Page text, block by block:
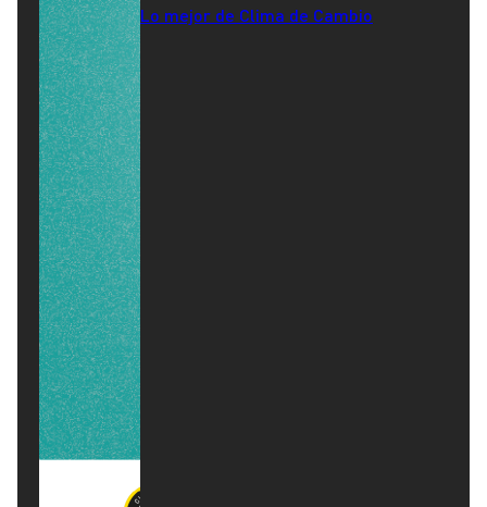
Lo mejor de Clima de Cambio